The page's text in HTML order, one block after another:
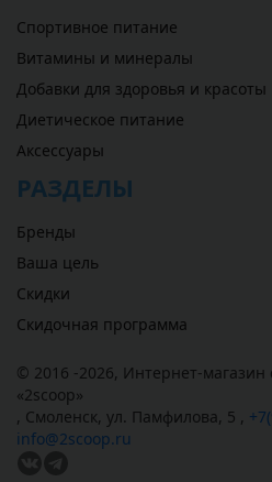
Спортивное питание
Витамины и минералы
Добавки для здоровья и красоты
Диетическое питание
Аксессуары
РАЗДЕЛЫ
Бренды
Ваша цель
Скидки
Скидочная программа
© 2016 -2026, Интернет-магазин
«2scoop»
, Смоленск, ул. Памфилова, 5 ,
info@2scoop.ru